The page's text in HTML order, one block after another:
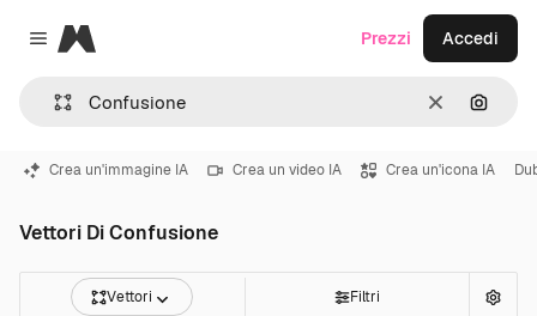
Close menu
Magnific
CancellaCerca
Prezzi Accedi
Crea un'immagine IA Crea un video IA Crea un'icona IA
Vettori Di Confusione
Vettori Filtri